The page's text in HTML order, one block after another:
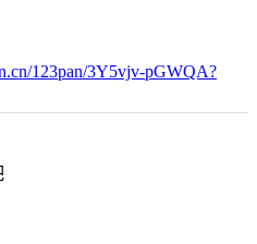
123pan/3Y5vjv-pGWQA?